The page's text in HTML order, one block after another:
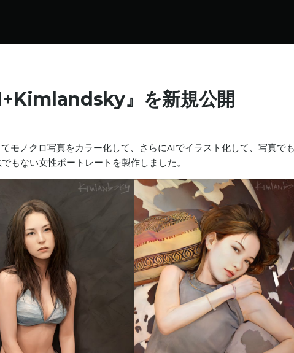
』を新規公開
モノクロ写真をカラー化して、さらにAIでイラスト化して、写真で
もない女性ポートレートを製作しました。